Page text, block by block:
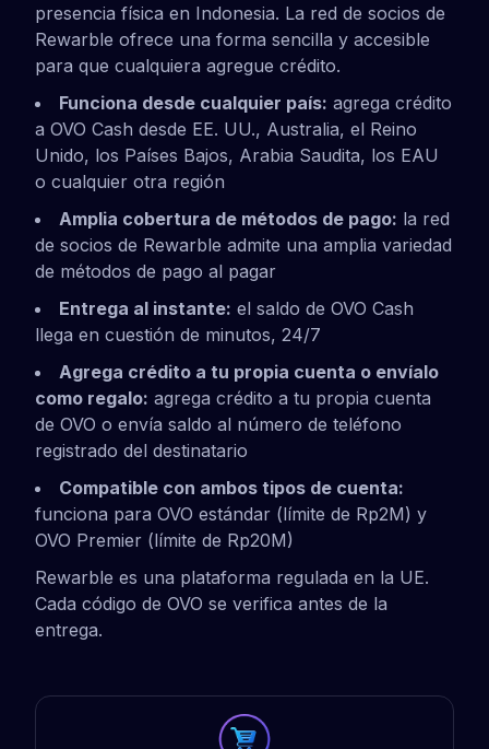
presencia física en Indonesia. La red de socios de
Rewarble ofrece una forma sencilla y accesible
para que cualquiera agregue crédito.
Funciona desde cualquier país: agrega crédito
a OVO Cash desde EE. UU., Australia, el Reino
Unido, los Países Bajos, Arabia Saudita, los EAU
o cualquier otra región
Amplia cobertura de métodos de pago: la red
de socios de Rewarble admite una amplia variedad
de métodos de pago al pagar
Entrega al instante: el saldo de OVO Cash
llega en cuestión de minutos, 24/7
Agrega crédito a tu propia cuenta o envíalo
como regalo: agrega crédito a tu propia cuenta
de OVO o envía saldo al número de teléfono
registrado del destinatario
Compatible con ambos tipos de cuenta:
funciona para OVO estándar (límite de Rp2M) y
OVO Premier (límite de Rp20M)
Rewarble es una plataforma regulada en la UE.
Cada código de OVO se verifica antes de la
entrega.